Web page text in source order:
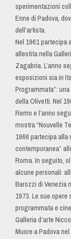
sperimentazioni
Enne di Padova,
dell’artista.
Nel 1961 partecipa
allestita nella
Zagabria. L’anno
esposizioni sia in
Programmata”:
della Olivetti. Nel
Remo e l’anno
mostra “Nouvelle
1966 partecipa
contemporanea”
Roma. In seguito,
alcune personali:
Barozzi di Venezia
1973. Le sue
programmata e
Galleria d’arte
Muore a Padova